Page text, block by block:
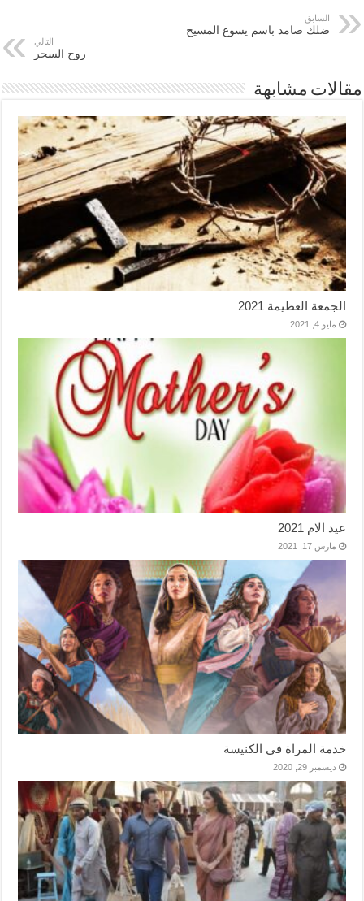
السابق
ضلك صامد باسم يسوع المسيح
التالي
روح السحر
مقالات مشابهة
الجمعة العظيمة 2021
مايو 4, 2021
عيد الام 2021
مارس 17, 2021
خدمة المراة فى الكنيسة
ديسمبر 29, 2020